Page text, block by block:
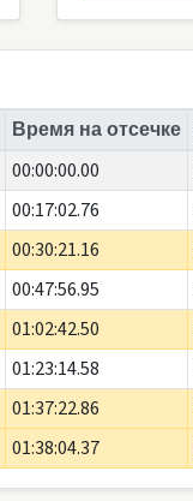
Время на отсечке
00:00:00.00
00:17:02.76
00:30:21.16
00:47:56.95
01:02:42.50
01:23:14.58
01:37:22.86
01:38:04.37